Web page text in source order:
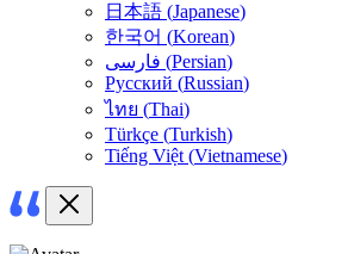
日本語 (Japanese)
한국어 (Korean)
فارسی (Persian)
Русский (Russian)
ไทย (Thai)
Türkçe (Turkish)
Tiếng Việt (Vietnamese)